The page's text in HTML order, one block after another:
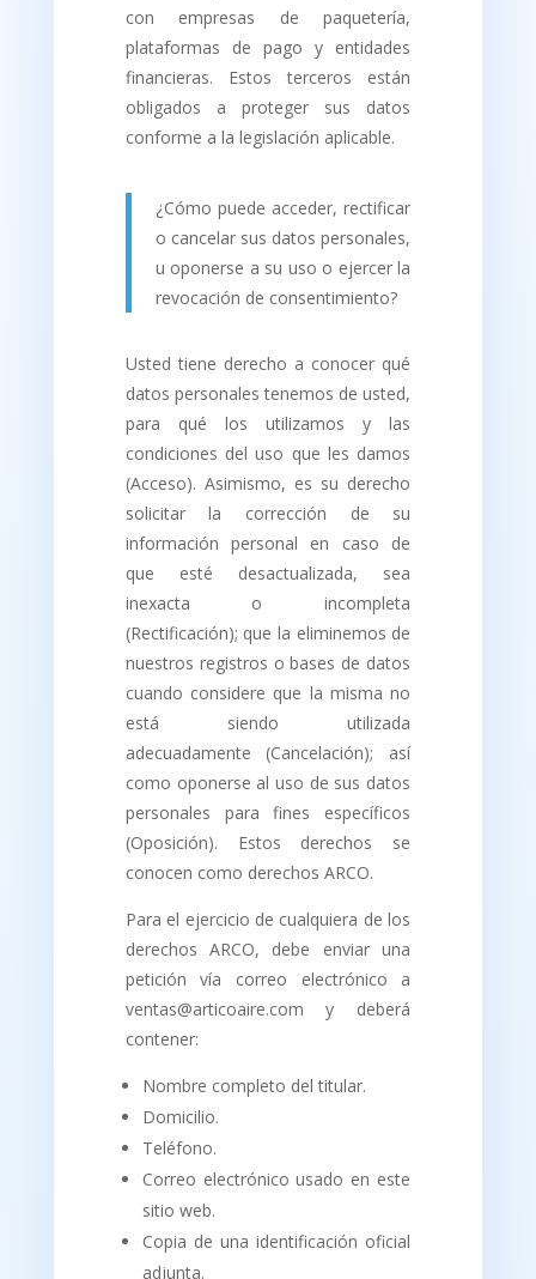
con empresas de paquetería,
plataformas de pago y entidades
financieras. Estos terceros están
obligados a proteger sus datos
conforme a la legislación aplicable.
¿Cómo puede acceder, rectificar
o cancelar sus datos personales,
u oponerse a su uso o ejercer la
revocación de consentimiento?
Usted tiene derecho a conocer qué
datos personales tenemos de usted,
para qué los utilizamos y las
condiciones del uso que les damos
(Acceso). Asimismo, es su derecho
solicitar la corrección de su
información personal en caso de
que esté desactualizada, sea
inexacta o incompleta
(Rectificación); que la eliminemos de
nuestros registros o bases de datos
cuando considere que la misma no
está siendo utilizada
adecuadamente (Cancelación); así
como oponerse al uso de sus datos
personales para fines específicos
(Oposición). Estos derechos se
conocen como derechos ARCO.
Para el ejercicio de cualquiera de los
derechos ARCO, debe enviar una
petición vía correo electrónico a
ventas@articoaire.com y deberá
contener:
Nombre completo del titular.
Domicilio.
Teléfono.
Correo electrónico usado en este
sitio web.
Copia de una identificación oficial
adjunta.